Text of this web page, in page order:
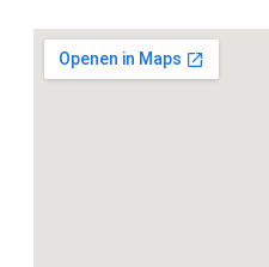
Dakdraagsysteem M
18 inch LM V-spaak